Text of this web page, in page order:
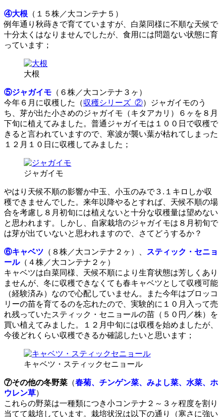
④大根 （１５株／大コンテナ５）
例年通り秋蒔きで育てていますが、白菜同様に不順な天候で
十分太くはなりませんでしたが、食用には問題ない状態に育
っています；
大根
⑤ジャガイモ （６株／大コンテナ３ヶ）
今年６月に収穫した（収穫シリーズ_②）ジャガイモのう
ち、芽が出た小さめのジャガイモ（キタアカリ）６ヶを８月
下旬に植えてみました。普通ジャガイモは１００日で収穫で
きると言われていますので、寒波が襲い葉が枯れてしまった
１２月１０日に収穫してみました；
ジャガイモ
やはり天候不順の影響か中玉、小玉のみで３.１キロしか収
穫できませんでした。来年以降やるとすれば、天候不順の場
合を考慮し８月初旬には植えないと十分な収穫量は望めない
と思われます。しかし、自家栽培のジャガイモは８月初旬で
は芽が出ていないと思われますので、さてどうするか？
⑥キャベツ （８株／大コンテナ２ヶ）、
スティック・セニョ
ール（４株／大コンテナ２ヶ）
キャベツは白菜同様、天候不順により生育状態は芳しくあり
ませんが、冬に収穫できなくても春キャベツとして収穫可能
（経験済み）なので心配していません。また今年はブロッコ
リーの苗を育てるのを忘れたので、実験的に１０月入って売
れ残っていたスティック・セニョールの苗（５０円／株）を
買い植えてみました。１２月中旬には収穫を始めましたが、
今後どれくらい収穫できるか確認したいと思います；
キャベツ・スティックセニョール
⑦その他の冬野菜 （春菊、チンゲン菜、みよし菜、水菜、ホ
ウレン草）
これらの野菜は一種類につき小コンテナ２～３ヶ程度を割り
当てて栽培しています。栽培状況は以下の通り（寒さに強い